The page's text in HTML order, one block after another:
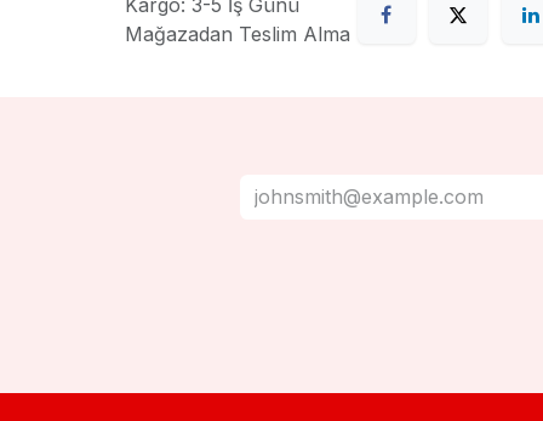
Mağazadan Teslim Alma